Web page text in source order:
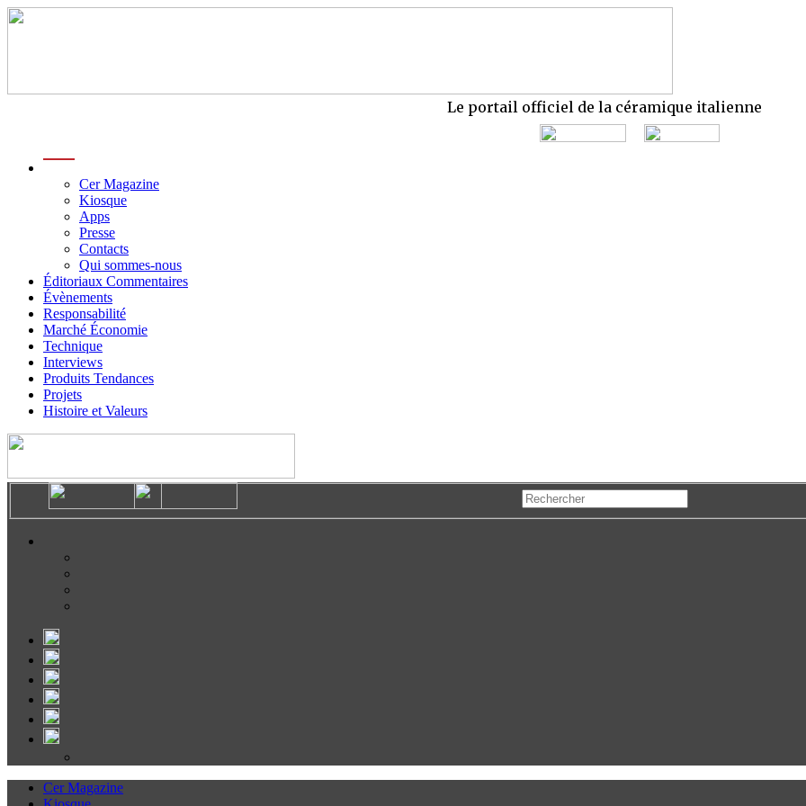
Le portail officiel de la céramique italienne
Cer Magazine
Kiosque
Apps
Presse
Contacts
Qui sommes-nous
Éditoriaux Commentaires
Évènements
Responsabilité
Marché Économie
Technique
Interviews
Produits Tendances
Projets
Histoire et Valeurs
Cer Magazine